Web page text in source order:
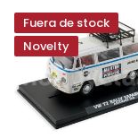
Fuera de stock
Novelty